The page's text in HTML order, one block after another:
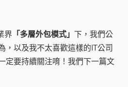
界 「多層外包模式」 下，我們公
，以及我不太喜歡這樣的IT公司
定要持續關注唷！我們下一篇文